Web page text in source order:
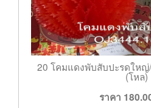
20 โคมแดงพับสับปะรดให
(โหล)
ราคา